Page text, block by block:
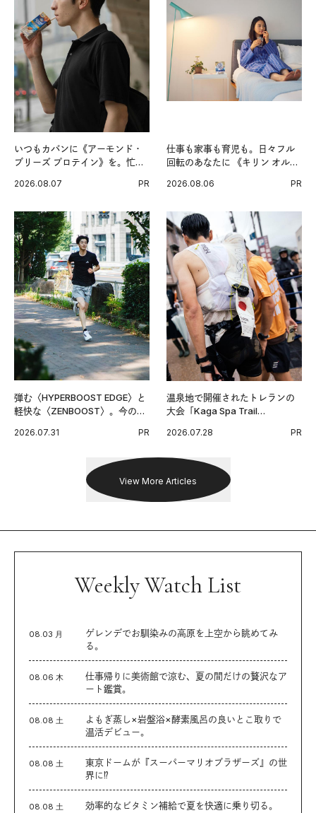
いつもカバンに《アーモンド・
ブリーズ プロテイン》を。忙し
グ習慣。
2026.08.07 PR
仕事も家事も育児も。日々フル
回転のあなたに 《キリン オルニ
2026.08.06 PR
弾む〈HYPERBOOST EDGE〉と
軽快な〈ZENBOOST〉。今の時
出した新機軸。
2026.07.31 PR
温泉地で開催されたトレランの
大会「Kaga Spa Trail
戦を夢見るランナーたちの奮闘
2026.07.28 PR
View More Articles
Weekly Watch List
08.03 月
ゲレンデでお馴染みの高原を上空から眺めてみ
る。
08.06 木
仕事帰りに美術館で涼む、夏の間だけの贅沢なア
ート鑑賞。
08.08 土
よもぎ蒸し×岩盤浴×酵素風呂の良いとこ取りで
温活デビュー。
08.08 土
東京ドームが『スーパーマリオブラザーズ』の世
界に⁉︎
08.08 土 効率的なビタミン補給で夏を快適に乗り切る。